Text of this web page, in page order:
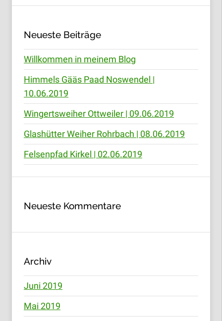
Neueste Beiträge
Willkommen in meinem Blog
Himmels Gääs Paad Noswendel |
10.06.2019
Wingertsweiher Ottweiler | 09.06.2019
Glashütter Weiher Rohrbach | 08.06.2019
Felsenpfad Kirkel | 02.06.2019
Neueste Kommentare
Archiv
Juni 2019
Mai 2019